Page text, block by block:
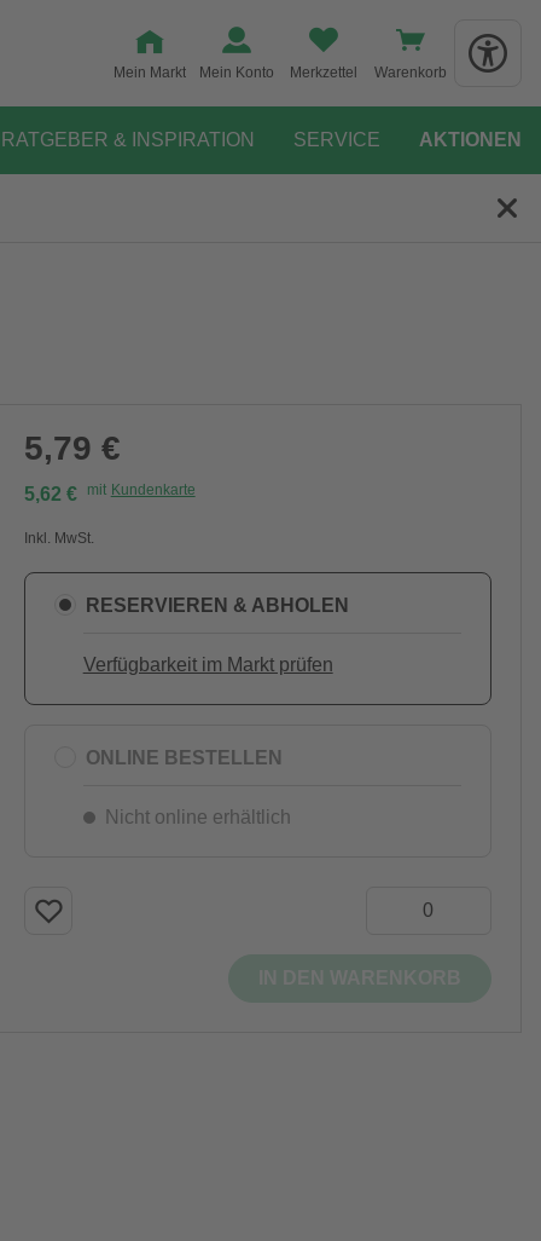
Mein Markt Mein Konto Merkzettel Warenkorb
RATGEBER & INSPIRATION SERVICE AKTIONEN
5,79 €
5,62 € mit Kundenkarte
Inkl. MwSt.
RESERVIEREN & ABHOLEN
Verfügbarkeit im Markt prüfen
ONLINE BESTELLEN
Nicht online erhältlich